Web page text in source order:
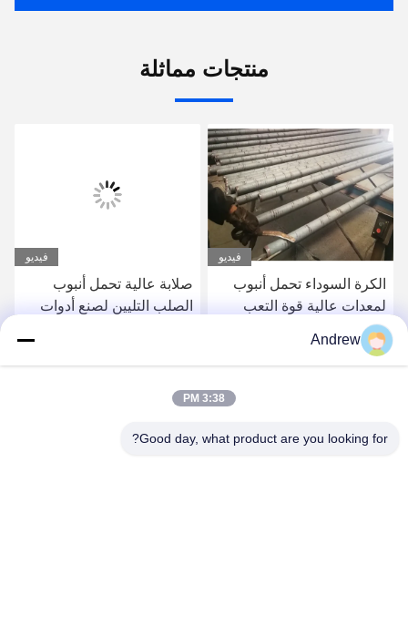
منتجات مماثلة
فيديو
الكرة السوداء تحمل أنبوب
لمعدات عالية قوة التعب
الاتصال
احصل على أفضل سعر
فيديو
صلابة عالية تحمل أنبوب
الصلب التليين لصنع أدوات
احصل على أفضل سعر
Andrew
3:38 PM
Good day, what product are you looking for?